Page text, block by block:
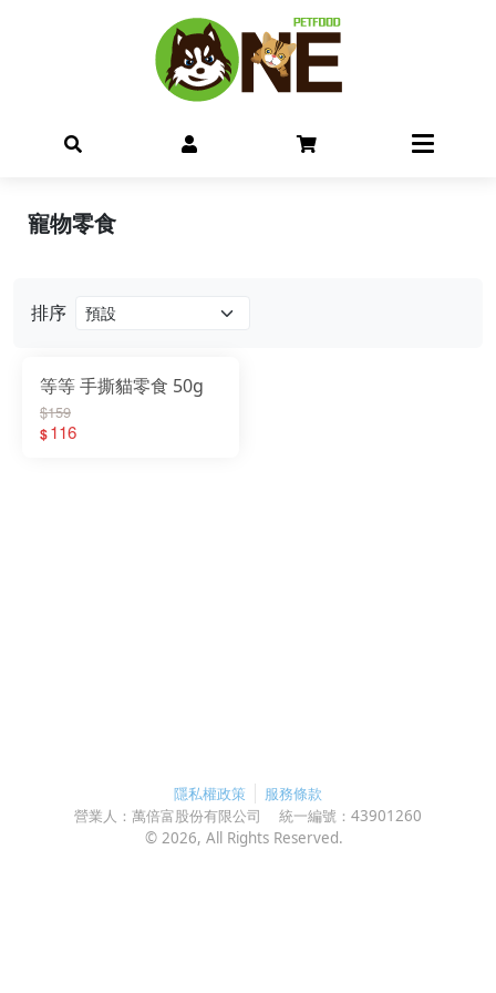
排序
等等 手撕貓零食 50g
$159
$116
寵物零食
隱私權政策
服務條款
營業人： 萬倍富股份有限公司 統一編號： 43901260
© 2026, All Rights Reserved.